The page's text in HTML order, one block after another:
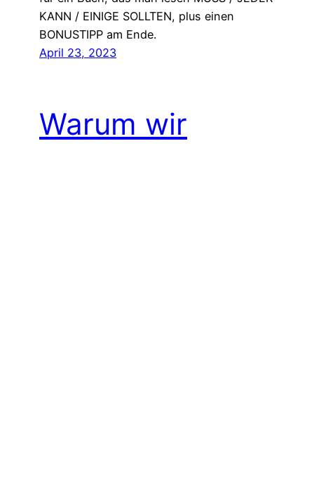
KANN / EINIGE SOLLTEN, plus einen
BONUSTIPP am Ende.
April 23, 2023
Warum wir